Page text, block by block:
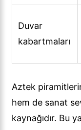
Duvar
kabartmaları
Aztek
hem de sanat
kaynağıdır. Bu